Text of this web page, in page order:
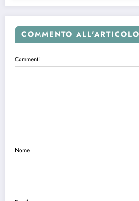
COMMENTO ALL'ARTICOLO
Commenti
Nome